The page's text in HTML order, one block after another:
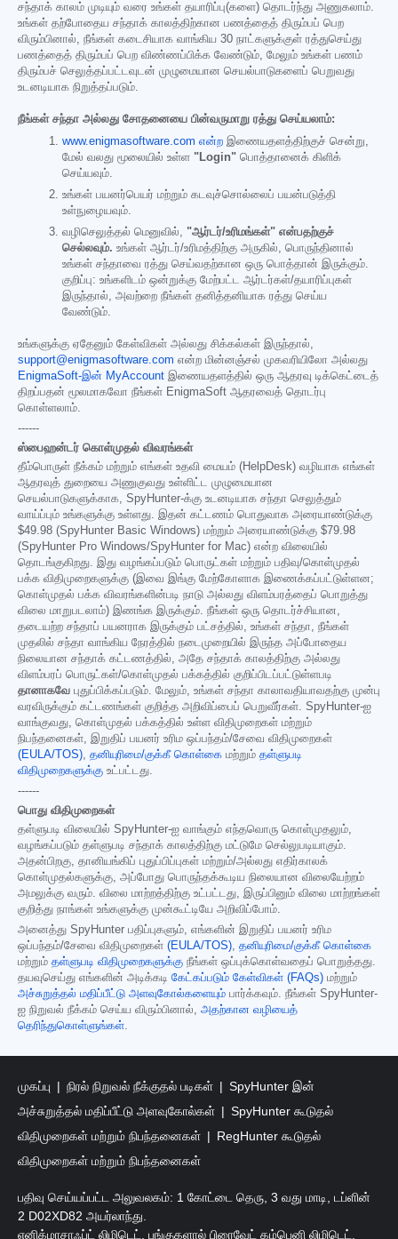
சந்தாக் காலம் முடியும் வரை உங்கள் தயாரிப்பு(களை) தொடர்ந்து அணுகலாம்.
உங்கள் தற்போதைய சந்தாக் காலத்திற்கான பணத்தைத் திரும்பப் பெற
விரும்பினால், நீங்கள் கடைசியாக வாங்கிய 30 நாட்களுக்குள் ரத்துசெய்து
பணத்தைத் திரும்பப் பெற விண்ணப்பிக்க வேண்டும், மேலும் உங்கள் பணம்
திரும்பச் செலுத்தப்பட்டவுடன் முழுமையான செயல்பாடுகளைப் பெறுவது
உடனடியாக நிறுத்தப்படும்.
நீங்கள் சந்தா அல்லது சோதனையை பின்வருமாறு ரத்து செய்யலாம்:
www.enigmasoftware.com என்ற இணையதளத்திற்குச் சென்று,
மேல் வலது மூலையில் உள்ள "Login" பொத்தானைக் கிளிக்
செய்யவும்.
உங்கள் பயனர்பெயர் மற்றும் கடவுச்சொல்லைப் பயன்படுத்தி
உள்நுழையவும்.
வழிசெலுத்தல் மெனுவில், "ஆர்டர்/உரிமங்கள்" என்பதற்குச்
செல்லவும். உங்கள் ஆர்டர்/உரிமத்திற்கு அருகில், பொருந்தினால்
உங்கள் சந்தாவை ரத்து செய்வதற்கான ஒரு பொத்தான் இருக்கும்.
குறிப்பு: உங்களிடம் ஒன்றுக்கு மேற்பட்ட ஆர்டர்கள்/தயாரிப்புகள்
இருந்தால், அவற்றை நீங்கள் தனித்தனியாக ரத்து செய்ய
வேண்டும்.
உங்களுக்கு ஏதேனும் கேள்விகள் அல்லது சிக்கல்கள் இருந்தால்,
support@enigmasoftware.com என்ற மின்னஞ்சல் முகவரியிலோ அல்லது
EnigmaSoft-இன் MyAccount இணையதளத்தில் ஒரு ஆதரவு டிக்கெட்டைத்
திறப்பதன் மூலமாகவோ நீங்கள் EnigmaSoft ஆதரவைத் தொடர்பு
கொள்ளலாம்.
------
ஸ்பைஹன்டர் கொள்முதல் விவரங்கள்
தீம்பொருள் நீக்கம் மற்றும் எங்கள் உதவி மையம் (HelpDesk) வழியாக எங்கள்
ஆதரவுத் துறையை அணுகுவது உள்ளிட்ட முழுமையான
செயல்பாடுகளுக்காக, SpyHunter-க்கு உடனடியாக சந்தா செலுத்தும்
வாய்ப்பும் உங்களுக்கு உள்ளது. இதன் கட்டணம் பொதுவாக அரையாண்டுக்கு
$49.98 (SpyHunter Basic Windows) மற்றும் அரையாண்டுக்கு $79.98
(SpyHunter Pro Windows/SpyHunter for Mac) என்ற விலையில்
தொடங்குகிறது. இது வழங்கப்படும் பொருட்கள் மற்றும் பதிவு/கொள்முதல்
பக்க விதிமுறைகளுக்கு (இவை இங்கு மேற்கோளாக இணைக்கப்பட்டுள்ளன;
கொள்முதல் பக்க விவரங்களின்படி நாடு அல்லது விளம்பரத்தைப் பொறுத்து
விலை மாறுபடலாம்) இணங்க இருக்கும். நீங்கள் ஒரு தொடர்ச்சியான,
தடையற்ற சந்தாப் பயனராக இருக்கும் பட்சத்தில், உங்கள் சந்தா, நீங்கள்
முதலில் சந்தா வாங்கிய நேரத்தில் நடைமுறையில் இருந்த அப்போதைய
நிலையான சந்தாக் கட்டணத்தில், அதே சந்தாக் காலத்திற்கு அல்லது
விளம்பரப் பொருட்கள்/கொள்முதல் பக்கத்தில் குறிப்பிடப்பட்டுள்ளபடி
தானாகவே புதுப்பிக்கப்படும். மேலும், உங்கள் சந்தா காலாவதியாவதற்கு முன்பு
வரவிருக்கும் கட்டணங்கள் குறித்த அறிவிப்பைப் பெறுவீர்கள். SpyHunter-ஐ
வாங்குவது, கொள்முதல் பக்கத்தில் உள்ள விதிமுறைகள் மற்றும்
நிபந்தனைகள், இறுதிப் பயனர் உரிம ஒப்பந்தம்/சேவை விதிமுறைகள்
(EULA/TOS), தனியுரிமை/குக்கீ கொள்கை மற்றும் தள்ளுபடி
விதிமுறைகளுக்கு உட்பட்டது.
------
பொது விதிமுறைகள்
தள்ளுபடி விலையில் SpyHunter-ஐ வாங்கும் எந்தவொரு கொள்முதலும்,
வழங்கப்படும் தள்ளுபடி சந்தாக் காலத்திற்கு மட்டுமே செல்லுபடியாகும்.
அதன்பிறகு, தானியங்கிப் புதுப்பிப்புகள் மற்றும்/அல்லது எதிர்காலக்
கொள்முதல்களுக்கு, அப்போது பொருந்தக்கூடிய நிலையான விலையேற்றம்
அமலுக்கு வரும். விலை மாற்றத்திற்கு உட்பட்டது, இருப்பினும் விலை மாற்றங்கள்
குறித்து நாங்கள் உங்களுக்கு முன்கூட்டியே அறிவிப்போம்.
அனைத்து SpyHunter பதிப்புகளும், எங்களின் இறுதிப் பயனர் உரிம
ஒப்பந்தம்/சேவை விதிமுறைகள் (EULA/TOS), தனியுரிமை/குக்கீ கொள்கை
மற்றும் தள்ளுபடி விதிமுறைகளுக்கு நீங்கள் ஒப்புக்கொள்வதைப் பொறுத்தது.
தயவுசெய்து எங்களின் அடிக்கடி கேட்கப்படும் கேள்விகள் (FAQs) மற்றும்
அச்சுறுத்தல் மதிப்பீட்டு அளவுகோல்களையும் பார்க்கவும். நீங்கள் SpyHunter-
ஐ நிறுவல் நீக்கம் செய்ய விரும்பினால், அதற்கான வழியைத்
தெரிந்துகொள்ளுங்கள்.
முகப்பு நிரல் நிறுவல் நீக்குதல் படிகள்
SpyHunter இன்
அச்சுறுத்தல் மதிப்பீட்டு அளவுகோல்கள்
SpyHunter கூடுதல்
விதிமுறைகள் மற்றும் நிபந்தனைகள்
RegHunter கூடுதல்
விதிமுறைகள் மற்றும் நிபந்தனைகள்
பதிவு செய்யப்பட்ட அலுவலகம்: 1 கோட்டை தெரு, 3 வது மாடி, டப்ளின்
2 D02XD82 அயர்லாந்து.
எனிக்மாசாஃப்ட் லிமிடெட், பங்குகளால் பிரைவேட் கம்பெனி லிமிடெட்,